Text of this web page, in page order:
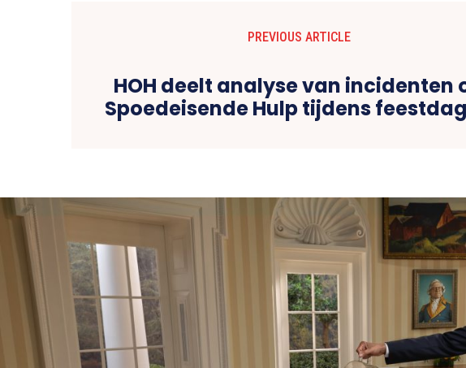
PREVIOUS ARTICLE
HOH deelt analyse van incidenten
Spoedeisende Hulp tijdens